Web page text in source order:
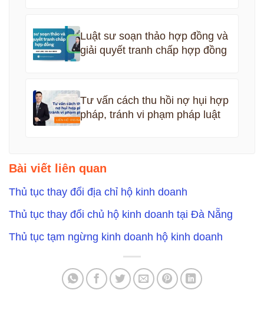
Luật sư soạn thảo hợp đồng và
giải quyết tranh chấp hợp đồng
Tư vấn cách thu hồi nợ hụi hợp
pháp, tránh vi phạm pháp luật
Bài viết liên quan
Thủ tục thay đổi địa chỉ hộ kinh doanh
Thủ tục thay đổi chủ hộ kinh doanh tại Đà Nẵng
Thủ tục tạm ngừng kinh doanh hộ kinh doanh